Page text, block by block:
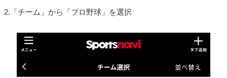
2.「チーム」から「プロ野球」を選択